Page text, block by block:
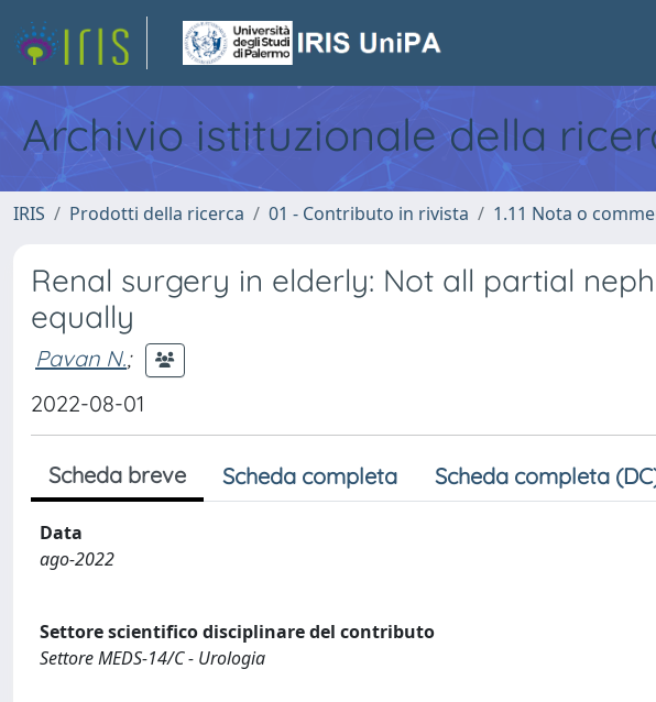
Archivio istituzionale della
IRIS Prodotti della ricerca 01 - Contributo in rivista 1.11 Nota o
Renal surgery in elderly: Not all partial
equally
Pavan N.;
2022-08-01
Scheda breve Scheda completa Scheda completa
Data
ago-2022
Settore scientifico disciplinare del contributo
Settore MEDS-14/C - Urologia